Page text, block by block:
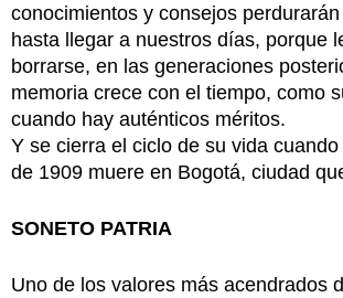
conocimientos y consejos
hasta llegar a nuestros días, porque
borrarse, en las generaciones
memoria crece con el tiempo, como
cuando hay auténticos méritos.
Y se cierra el ciclo de su vida
de 1909 muere en Bogotá, ciudad
SONETO PATRIA
Uno de los valores más acendrados